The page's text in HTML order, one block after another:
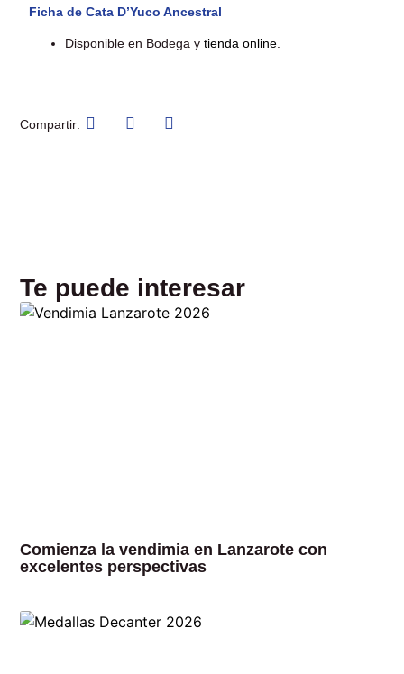
Ficha de Cata D’Yuco Ancestral
Disponible en Bodega ytienda online
Compartir:
Te puede interesar
Comienza la vendimia en Lanzarote con
excelentes perspectivas